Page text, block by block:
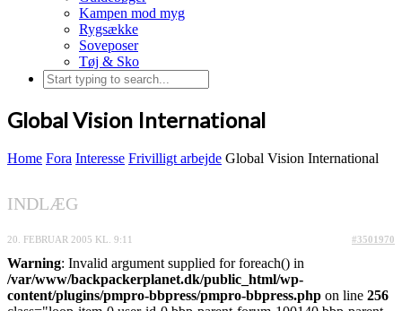
Kampen mod myg
Rygsække
Soveposer
Tøj & Sko
Global Vision International
Home Fora Interesse Frivilligt arbejde Global Vision International
INDLÆG
20. FEBRUAR 2005 KL. 9:11 #3501970
Warning: Invalid argument supplied for foreach() in
/var/www/backpackerplanet.dk/public_html/wp-
content/plugins/pmpro-bbpress/pmpro-bbpress.php on line 256